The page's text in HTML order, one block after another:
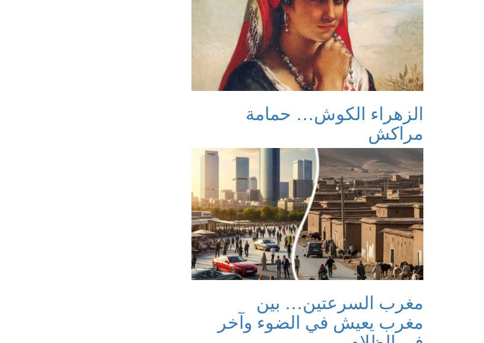
الزهراء الكوش… حمامة
مراكش
مغرب السرعتين… بين
مغرب يعيش في الضوء وآخر